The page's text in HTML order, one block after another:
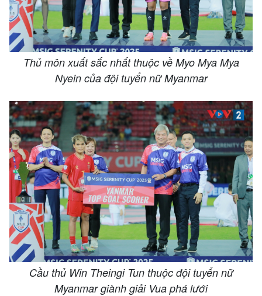
Thủ môn xuất sắc nhất thuộc về Myo Mya Mya
Nyein của đội tuyển nữ Myanmar
Cầu thủ Win Theingi Tun thuộc đội tuyển nữ
Myanmar giành giải Vua phá lưới